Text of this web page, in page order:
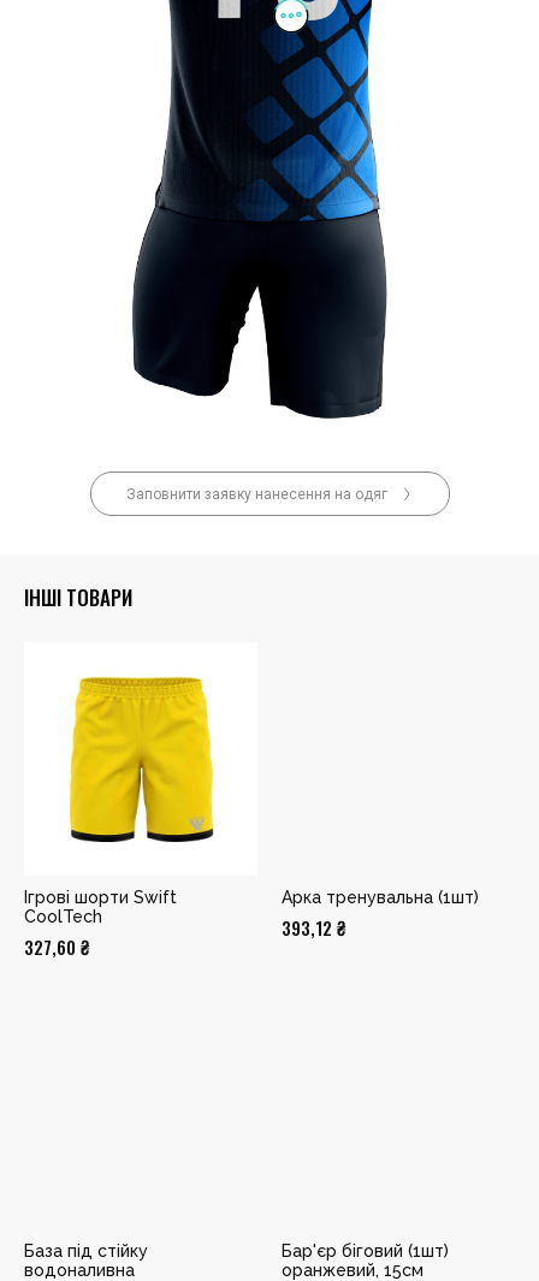
Заповнити заявку нанесення на одяг
ІНШІ ТОВАРИ
Ігрові шорти Swift
CoolTech
327,60 ₴
Арка тренувальна (1шт)
393,12 ₴
База під стійку
водоналивна
Бар'єр біговий (1шт)
оранжевий, 15см